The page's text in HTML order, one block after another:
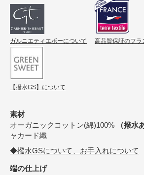
ガルニエティエボーについて 高品質保証のフラ
【撥水GS】について
素材
オーガニックコットン(綿)100%
（撥水
ャカード織
◆撥水GSについて、お手入れについて
端の仕上げ